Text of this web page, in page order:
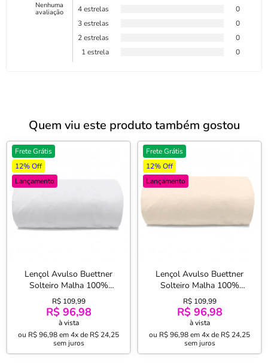
Nenhuma
avaliação
4 estrelas
0
3 estrelas
0
2 estrelas
0
1 estrela
0
Quem viu este produto também gostou
Frete Grátis
12% Off
Lançamento
Lençol Avulso Buettner
Solteiro Malha 100%
Algodão Image com Elástico
Branco
R$ 109,99
R$ 96,98
à vista
ou R$ 96,98em4x de R$ 24,25
sem juros
Frete Grátis
12% Off
Lançamento
Lençol Avulso Buettner
Solteiro Malha 100%
Algodão Image com Elástico
Perola
R$ 109,99
R$ 96,98
à vista
ou R$ 96,98em4x de R$ 24,25
sem juros